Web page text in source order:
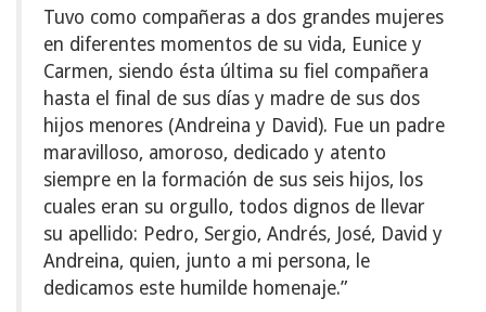
Tuvo como compañeras a dos grandes mujeres
en diferentes momentos de su vida, Eunice y
Carmen, siendo ésta última su fiel compañera
hasta el final de sus días y madre de sus dos
hijos menores (Andreina y David). Fue un padre
maravilloso, amoroso, dedicado y atento
siempre en la formación de sus seis hijos, los
cuales eran su orgullo, todos dignos de llevar
su apellido: Pedro, Sergio, Andrés, José, David y
Andreina, quien, junto a mi persona, le
dedicamos este humilde homenaje.”